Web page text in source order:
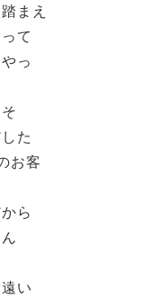
まえ
て
っ
た
お客
ら
い